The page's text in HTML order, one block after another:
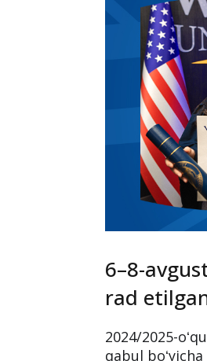
6–8-
rad
2024/2025-
qabul